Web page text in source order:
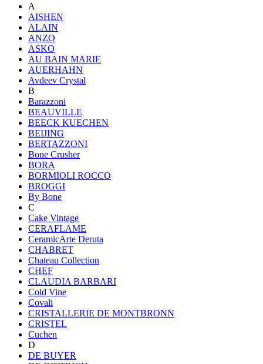
A
AISHEN
ALAIN
ANZO
ASKO
AU BAIN MARIE
AUERHAHN
Avdeev Crystal
B
Barazzoni
BEAUVILLE
BEECK KUECHEN
BEIJING
BERTAZZONI
Bone Crusher
BORA
BORMIOLI ROCCO
BROGGI
By Bone
C
Cake Vintage
CERAFLAME
CeramicArte Deruta
CHABRET
Chateau Collection
CHEF
CLAUDIA BARBARI
Cold Vine
Covali
CRISTALLERIE DE MONTBRONN
CRISTEL
Cuchen
D
DE BUYER